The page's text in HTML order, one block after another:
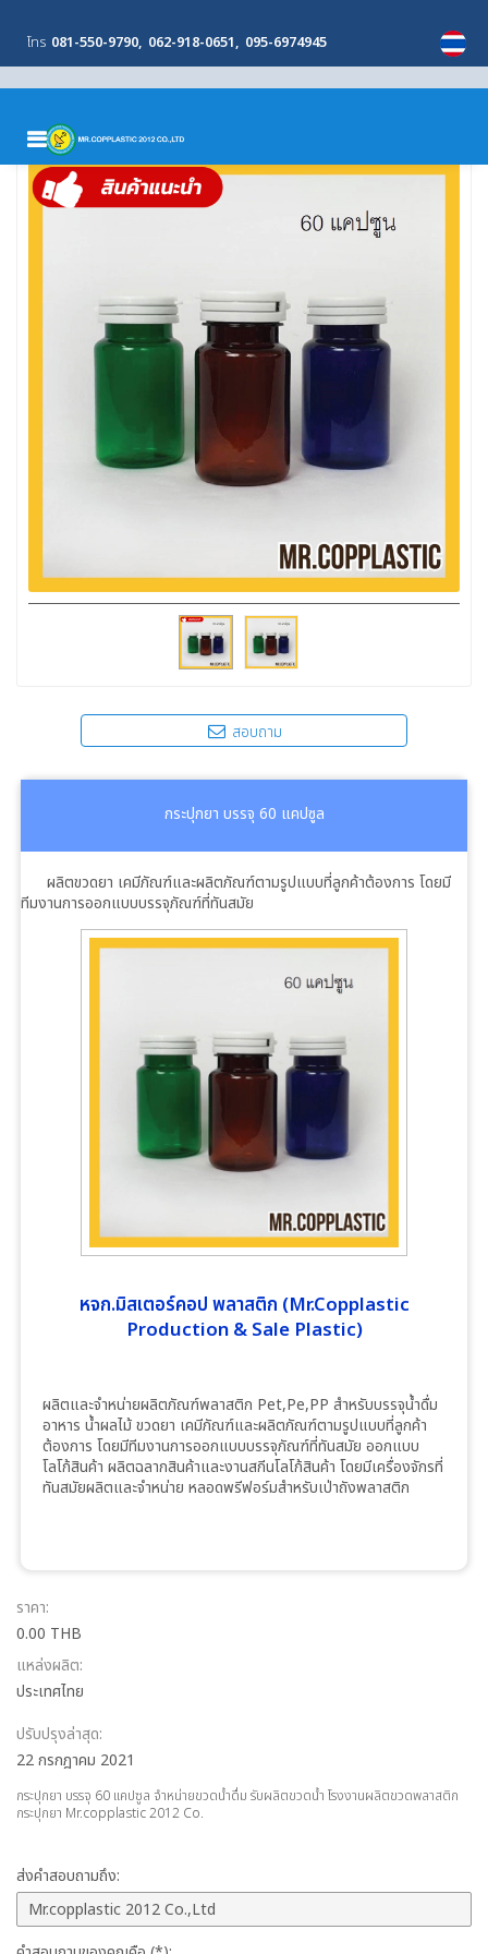
โทร 081-550-9790 062-918-0651 095-6974945
MENU
สอบถาม
กระปุกยา บรรจุ 60 แคปซูล
ผลิตขวดยา เคมีภัณฑ์และผลิตภัณฑ์ตามรูปแบบที่ลูกค้าต้องการ โดยมี
ทีมงานการออกแบบบรรจุภัณฑ์ที่ทันสมัย
หจก.มิสเตอร์คอป พลาสติก (Mr.Copplastic
Production & Sale Plastic)
ผลิตและจำหน่ายผลิตภัณฑ์พลาสติก Pet,Pe,PP สำหรับบรรจุน้ำดื่ม
อาหาร น้ำผลไม้ ขวดยา เคมีภัณฑ์และผลิตภัณฑ์ตามรูปแบบที่ลูกค้า
ต้องการ โดยมีทีมงานการออกแบบบรรจุภัณฑ์ที่ทันสมัย ออกแบบ
โลโก้สินค้า ผลิตฉลากสินค้าและงานสกีนโลโก้สินค้า โดยมีเครื่องจักรที่
ทันสมัยผลิตและจำหน่าย หลอดพรีฟอร์มสำหรับเป่าถังพลาสติก
ราคา:
0.00 THB
แหล่งผลิต:
ประเทศไทย
ปรับปรุงล่าสุด:
22 กรกฎาคม 2021
กระปุกยา บรรจุ 60 แคปซูล จำหน่ายขวดน้ำดื่ม รับผลิตขวดน้ำ โรงงานผลิตขวดพลาสติก
กระปุกยา Mr.copplastic 2012 Co.
ส่งคำสอบถามถึง: